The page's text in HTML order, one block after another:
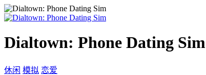
Dialtown: Phone Dating Sim
休闲 模拟 恋爱